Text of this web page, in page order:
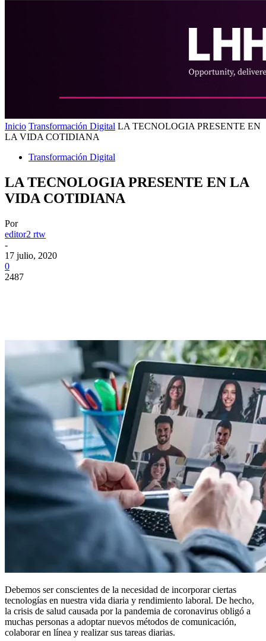
Inicio Transformación Digital LA TECNOLOGIA PRESENTE EN
LA VIDA COTIDIANA
Transformación Digital
LA TECNOLOGIA PRESENTE EN LA
VIDA COTIDIANA
Por
editor2 rtw
-
17 julio, 2020
0
2487
Debemos ser conscientes de la necesidad de incorporar ciertas
tecnologías en nuestra vida diaria y rendimiento laboral. De hecho,
la crisis de salud causada por la pandemia de coronavirus obligó a
muchas personas a adoptar nuevos métodos de comunicación,
colaborar en línea y realizar sus tareas diarias.